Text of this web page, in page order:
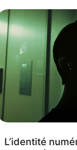
L’identité